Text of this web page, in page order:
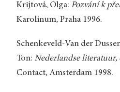
Krijtová, Olga: Pozvání k
Karolinum, Praha 1996.
Schenkeveld-Van der
Ton: Nederlandse literatuur,
Contact, Amsterdam 1998.